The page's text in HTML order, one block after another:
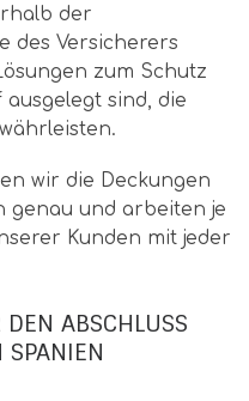
der
des Versicherers
zum Schutz
sind, die
wir die Deckungen
genau und arbeiten je
Kunden mit jeder
ABSCHLUSS
SPANIEN